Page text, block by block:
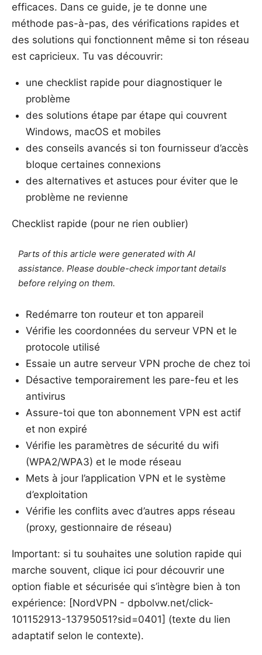
efficaces. Dans ce guide, je te donne une
méthode pas-à-pas, des vérifications rapides et
des solutions qui fonctionnent même si ton réseau
est capricieux. Tu vas découvrir:
une checklist rapide pour diagnostiquer le
problème
des solutions étape par étape qui couvrent
Windows, macOS et mobiles
des conseils avancés si ton fournisseur d’accès
bloque certaines connexions
des alternatives et astuces pour éviter que le
problème ne revienne
Checklist rapide (pour ne rien oublier)
Parts of this article were generated with AI
assistance. Please double-check important details
before relying on them.
Redémarre ton routeur et ton appareil
Vérifie les coordonnées du serveur VPN et le
protocole utilisé
Essaie un autre serveur VPN proche de chez toi
Désactive temporairement les pare-feu et les
antivirus
Assure-toi que ton abonnement VPN est actif
et non expiré
Vérifie les paramètres de sécurité du wifi
(WPA2/WPA3) et le mode réseau
Mets à jour l’application VPN et le système
d’exploitation
Vérifie les conflits avec d’autres apps réseau
(proxy, gestionnaire de réseau)
Important: si tu souhaites une solution rapide qui
marche souvent, clique ici pour découvrir une
option fiable et sécurisée qui s’intègre bien à ton
expérience: [NordVPN - dpbolvw.net/click-
101152913-13795051?sid=0401] (texte du lien
adaptatif selon le contexte).